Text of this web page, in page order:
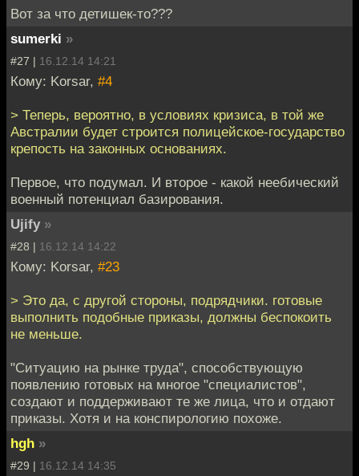
Вот за что детишек-то???
sumerki »
#27 | 16.12.14 14:21
Кому: Korsar, #4
> Теперь, вероятно, в условиях кризиса, в той же
Австралии будет строится полицейское-государство
крепость на законных основаниях.
Первое, что подумал. И второе - какой неебический
военный потенциал базирования.
Ujify »
#28 | 16.12.14 14:22
Кому: Korsar, #23
> Это да, с другой стороны, подрядчики. готовые
выполнить подобные приказы, должны беспокоить
не меньше.
"Ситуацию на рынке труда", способствующую
появлению готовых на многое "специалистов",
создают и поддерживают те же лица, что и отдают
приказы. Хотя и на конспирологию похоже.
hgh »
#29 | 16.12.14 14:35